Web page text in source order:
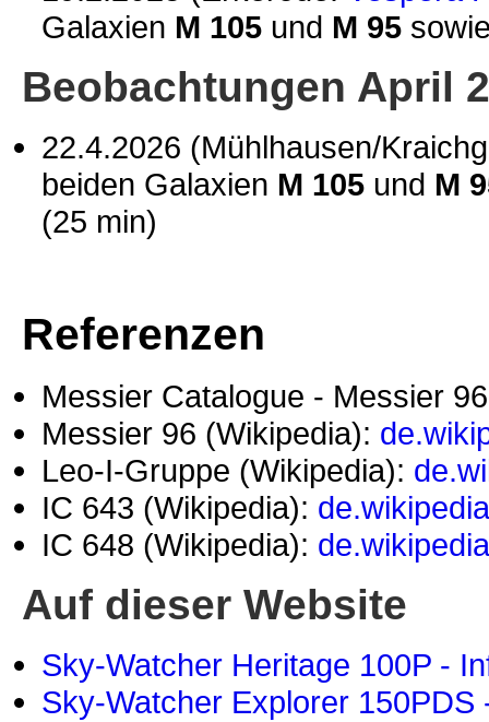
Galaxien M 105 und M 95
Beobachtungen April
22.4.2026 (Mühlhausen/
beiden Galaxien M 105 und M
(25 min)
Referenzen
Messier Catalogue - Messier
Messier 96 (Wikipedia):
Leo-I-Gruppe (Wikipedia):
IC 643 (Wikipedia):
IC 648 (Wikipedia):
Auf dieser Website
Sky-Watcher Heritage 100P -
Sky-Watcher Explorer